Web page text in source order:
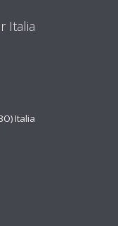
Italia
Italia